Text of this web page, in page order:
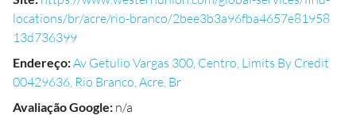
locations/br/acre/rio-branco/2bee3b3a96fba4657e81958
13d736399
Endereço:Av Getulio Vargas 300, Centro, Limits By Credit
00429636, Rio Branco, Acre, Br
Avaliação Google: n/a